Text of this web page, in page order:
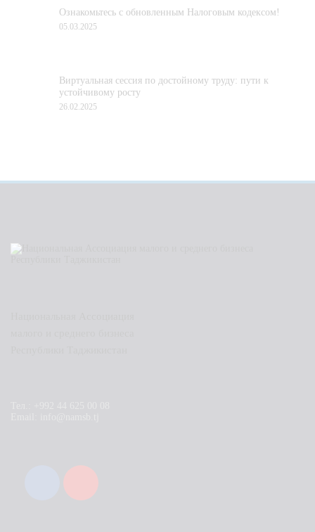
Ознакомьтесь с обновленным Налоговым кодексом!
05.03.2025
Виртуальная сессия по достойному труду: пути к
устойчивому росту
26.02.2025